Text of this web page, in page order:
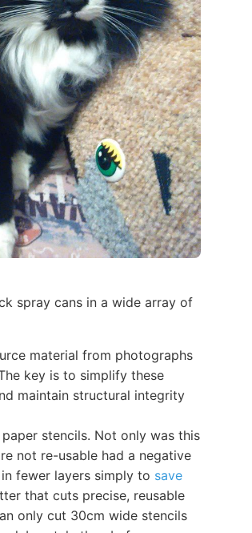
spray cans in a wide array of
material from photographs
key is to simplify these
maintain structural integrity
stencils. Not only was this
not re-usable had a negative
fewer layers simply to save
that cuts precise, reusable
only cut 30cm wide stencils